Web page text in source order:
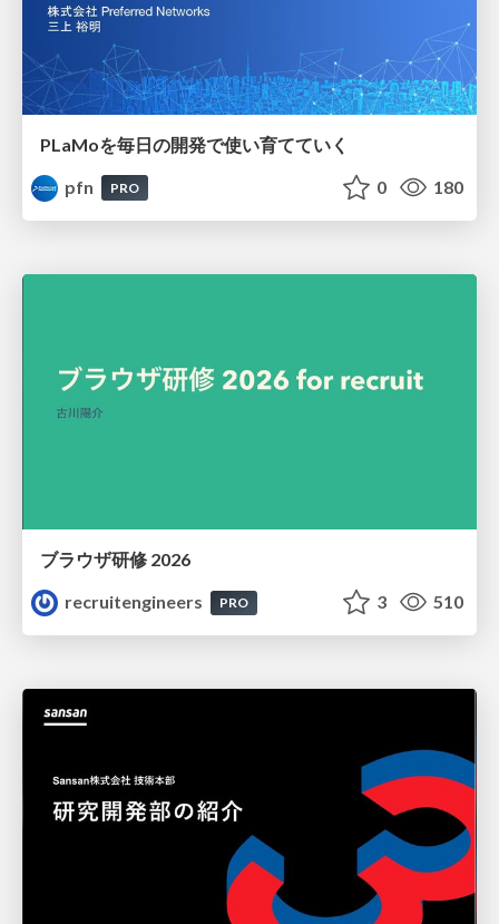
PLaMoを毎日の開発で使い育てていく
pfn
PRO 0 180
ブラウザ研修 2026
recruitengineers
PRO 3 510